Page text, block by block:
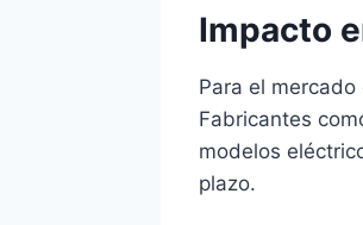
Impacto
Para el
Fabricantes
modelos
plazo.